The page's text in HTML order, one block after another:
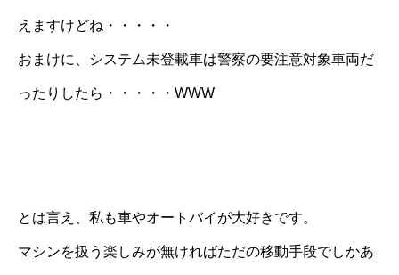
えますけどね・・・・・
おまけに、システム未登載車は警察の要注意対象車両だ
ったりしたら・・・・・WWW
とは言え、私も車やオートバイが大好きです。
マシンを扱う楽しみが無ければただの移動手段でしかあ